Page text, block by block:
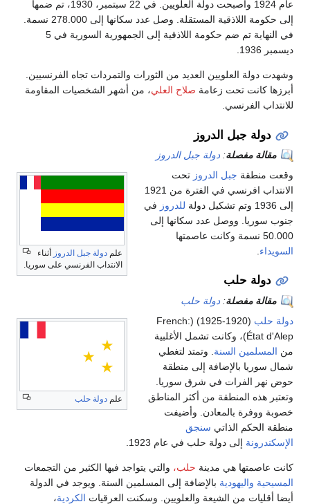
عام 1924 وأصبحت دولة العلويين. في 22 سبتمبر، 1930، تم ضمها
إلى حكومة اللاذقية المستقلة. وصل عدد سكانها إلى 278.000 نسمة.
في النهاية تم ضم حكومة اللاذقية إلى الجمهورية السورية في 5
ديسمبر 1936.
وشهدت دولة العلويين العديد من الثورات والتمردات تجاه الفرنسيين.
أبرزها كانت تحت زعامة صلاح العلي، من أشهر الشخصيات المقاومة
للانتداب الفرنسي.
دولة جبل الدروز
مقالة مفصلة: دولة جبل الدروز
علم دولة جبل الدروز
أثناء
الانتداب الفرنسي على سوريا.
وقعت منطقة جبل الدروز تحت
الانتداب افرنسي في الفترة من 1921
إلى 1936 وتم تشكيل دولة
للدروز في
جنوب سوريا. ووصل عدد سكانها إلى
50.000 نسمة وكانت عاصمتها
السويداء
دولة حلب
مقالة مفصلة: دولة حلب
علم دولة حلب
دولة حلب
(1920-1925) (French:
État d'Alep)، وكانت تشمل الأغلبية
من المسلمين السنة . وتمتد لتغطي
شمال سوريا بالإضافة إلى منطقة
حوض نهر الفرات في شرق سوريا.
وتعتبر هذه المنطقة من أكثر المناطق
خصوبة ووفرة بالمعادن. وأضيفت
منطقة الحكم الذاتي سنجق
الإسكندرونة إلى دولة حلب في عام 1923.
كانت عاصمتها هي مدينة حلب، والتي يتواجد فيها الكثير من التجمعات
المسيحية واليهودية بالإضافة إلى المسلمين السنة. ويوجد في الدولة
أيضا أقليات من الشيعة والعلويين. وسكنت العرقيات الكردية،